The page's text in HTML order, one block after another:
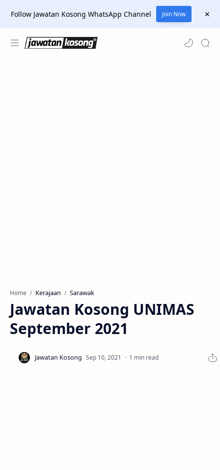
Follow Jawatan Kosong WhatsApp Channel Join Now
Home Kerajaan Sarawak
Jawatan Kosong UNIMAS
September 2021
1 min read